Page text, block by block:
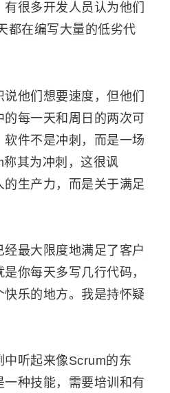
很多开发人员认为他们
都在编写大量的低劣代
他们想要速度，但他们
每一天和周日的两次可
件不是冲刺，而是一场
其为冲刺，这很讽
生产力，而是关于满足
最大限度地满足了客户
你每天多写几行代码，
乐的地方。我是持怀疑
听起来像Scrum的东
种技能，需要培训和有